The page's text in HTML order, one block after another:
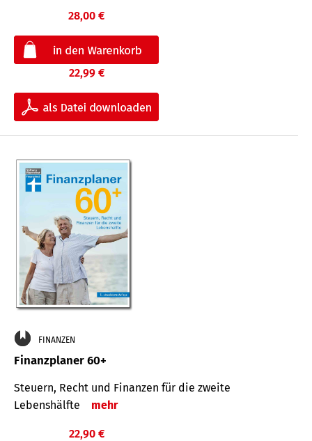
28,00 €
22,99 €
FINANZEN
Finanzplaner 60+
Steuern, Recht und Finanzen für die zweite
Lebenshälfte
mehr
22,90 €